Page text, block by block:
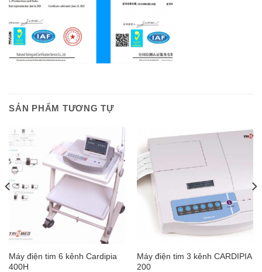
SẢN PHẨM TƯƠNG TỰ
Máy điện tim 6 kênh Cardipia
400H
Máy điện tim 3 kênh CARDIPIA
200